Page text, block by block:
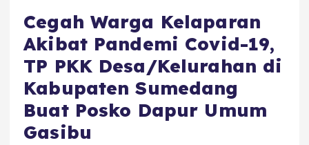
Cegah Warga Kelaparan
Akibat Pandemi Covid-19,
TP PKK Desa/Kelurahan di
Kabupaten Sumedang
Buat Posko Dapur Umum
Gasibu